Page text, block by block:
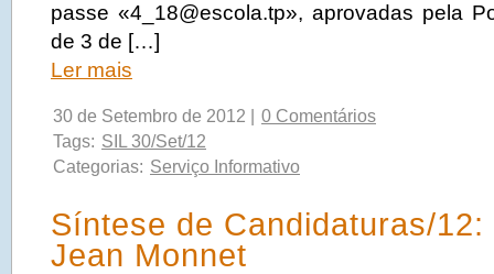
passe «4_18@escola.tp», aprovadas pela
de 3 de […]
Ler mais
30 de Setembro de 2012 |
0 Comentários
Tags: SIL 30/Set/12
Categorias: Serviço Informativo
Síntese de Candidaturas/12:
Jean Monnet